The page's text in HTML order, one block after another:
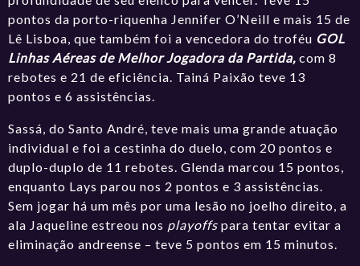
pontos da porto-riquenha Jennifer O’Neill e mais 15 de
Lê Lisboa, que também foi a vencedora do troféu GOL
Linhas Aéreas de Melhor Jogadora da Partida,com 8
rebotes e 21 de eficiência. Tainá Paixão teve 13
pontos e 6 assistências.
Sassá, do Santo André, teve mais uma grande atuação
individual e foi a cestinha do duelo, com 20 pontos e
duplo-duplo de 11 rebotes. Glenda marcou 15 pontos,
enquanto Lays parou nos 2 pontos e 3 assistências.
Sem jogar há um mês por uma lesão no joelho direito, a
ala Jaqueline estreou nos playoffs para tentar evitar a
eliminação andreense – teve 5 pontos em 15 minutos.